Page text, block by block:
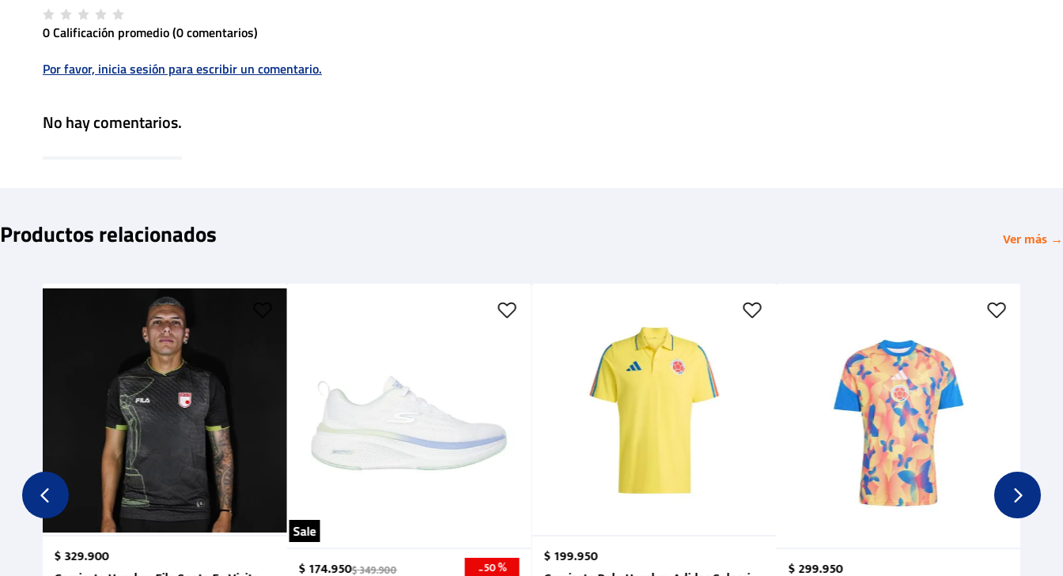
0 Calificación promedio(0 comentarios)
Por favor, inicia sesión para escribir un comentario.
No hay comentarios.
Productos relacionados Ver más →
$329.900
Sale
$174.950$349.900 -50 %
$199.950
$299.950